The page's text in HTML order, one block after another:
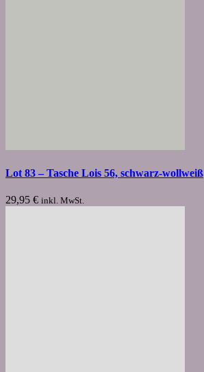
Lot 83 – Tasche Lois 56, schwarz-wollweiß
29,95 € inkl. MwSt.